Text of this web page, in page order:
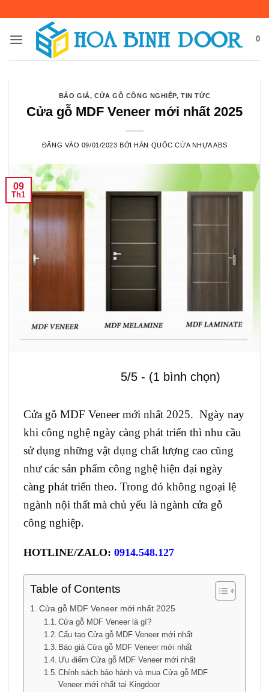
nội
0
BÁO GIÁ, CỬA GỖ CÔNG NGHIỆP,TIN TỨC
Cửa gỗ MDF Veneer mới nhất 2025
ĐĂNG VÀO 09/01/2023 BỞIHÀN QUỐC CỬA NHỰA ABS
09
Th1
5/5 - (1 bình chọn)
Cửa gỗ MDF Veneer mới nhất 2025. Ngày nay
khi công nghệ ngày càng phát triển thì nhu cầu
sử dụng những vật dụng chất lượng cao cũng
như các sản phẩm công nghệ hiện đại ngày
càng phát triển theo. Trong đó không ngoại lệ
ngành nội thất mà chủ yếu là ngành cửa gỗ
công nghiệp.
HOTLINE/ZALO: 0914.548.127
Table of Contents
Cửa gỗ MDF Veneer mới nhất 2025
Cửa gỗ MDF Veneer là gì?
Cấu tạo Cửa gỗ MDF Veneer mới nhất
Báo giá Cửa gỗ MDF Veneer mới nhất
Ưu điểm Cửa gỗ MDF Veneer mới nhất
Chính sách bảo hành và mua Cửa gỗ MDF
Veneer mới nhất tại Kingdoor